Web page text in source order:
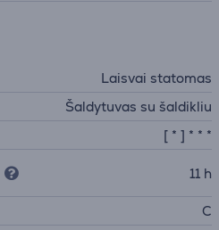
Laisvai statomas
Šaldytuvas su šaldikliu
[ * ] * * *
11 h
C